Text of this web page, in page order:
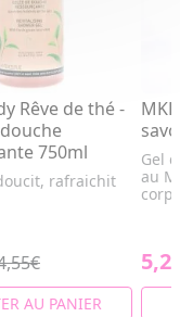
Rêve de thé -
750ml
rafraichit
AU PANIER
Gel
au